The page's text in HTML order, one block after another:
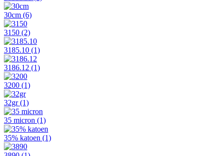
30cm (6)
3150 (2)
3185.10 (1)
3186.12 (1)
3200 (1)
32gr(1)
35 micron (1)
35% katoen (1)